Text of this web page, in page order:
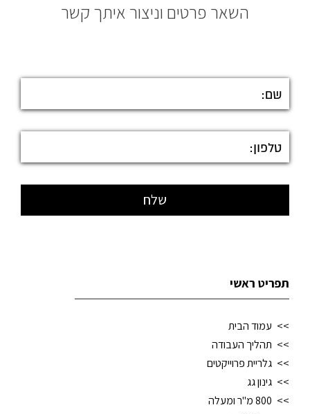
השאר פרטים וניצור איתך קשר
תפריט ראשי
עמוד הבית
תהליך העבודה
גלריית פרוייקטים
גינון גג
800 מ"ר ומעלה